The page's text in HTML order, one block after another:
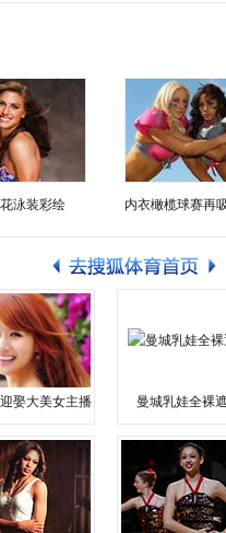
泳装彩绘 内衣橄榄球赛再
娶大美女主播 曼城乳娃全裸